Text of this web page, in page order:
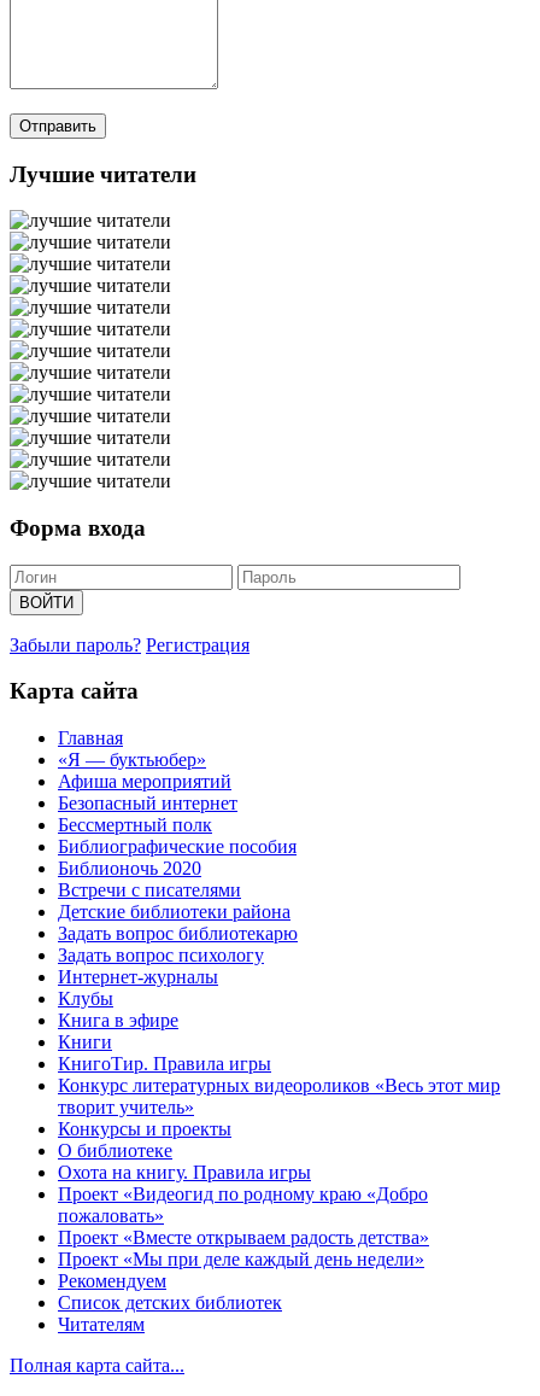
Лучшие читатели
Форма входа
Забыли пароль? Регистрация
Карта сайта
Главная
«Я — буктьюбер»
Афиша мероприятий
Безопасный интернет
Бессмертный полк
Библиографические пособия
Библионочь 2020
Встречи с писателями
Детские библиотеки района
Задать вопрос библиотекарю
Задать вопрос психологу
Интернет-журналы
Клубы
Книга в эфире
Книги
КнигоТир. Правила игры
Конкурс литературных видеороликов «Весь этот мир
творит учитель»
Конкурсы и проекты
О библиотеке
Охота на книгу. Правила игры
Проект «Видеогид по родному краю «Добро
пожаловать»
Проект «Вместе открываем радость детства»
Проект «Мы при деле каждый день недели»
Рекомендуем
Список детских библиотек
Читателям
Полная карта сайта...